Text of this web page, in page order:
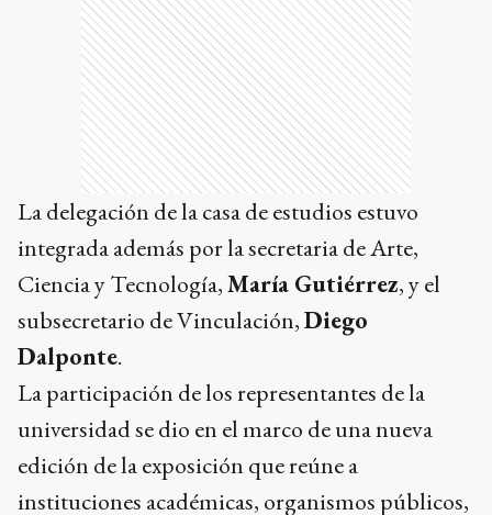
La delegación de la casa de estudios estuvo
integrada además por la secretaria de Arte,
Ciencia y Tecnología,María Gutiérrez, y el
subsecretario de Vinculación,Diego
Dalponte.
La participación de los representantes de la
universidad se dio en el marco de una nueva
edición de la exposición que reúne a
instituciones académicas, organismos públicos,